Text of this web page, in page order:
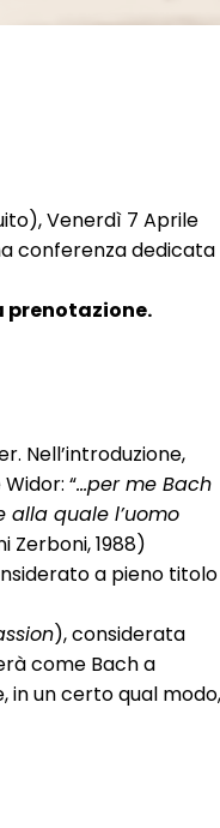
Venerdì 7 Aprile
conferenza dedicata
prenotazione.
Nell’introduzione,
“…per me Bach
alla quale l’uomo
Zerboni, 1988)
a pieno titolo
), considerata
come Bach a
in un certo qual modo,